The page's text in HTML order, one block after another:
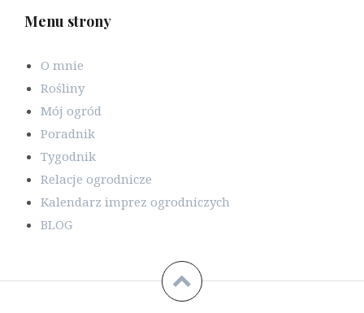
Menu strony
O mnie
Rośliny
Mój ogród
Poradnik
Tygodnik
Relacje ogrodnicze
Kalendarz imprez ogrodniczych
BLOG